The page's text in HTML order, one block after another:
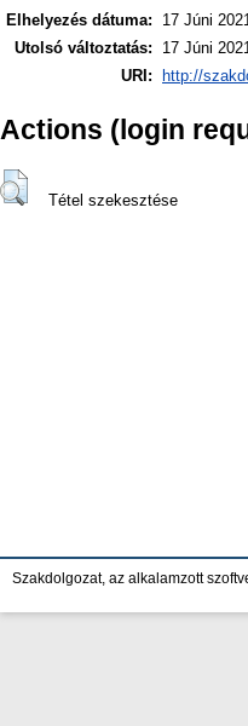
Elhelyezés dátuma:
17 Júni
Utolsó változtatás:
17 Júni
URI:
http://
Actions (login
Tétel szekesztése
Szakdolgozat, az alkalamzott